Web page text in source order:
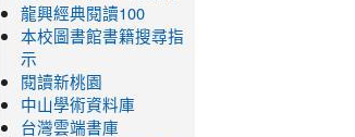
龍興經典閱讀100
本校圖書館書籍搜尋指
示
閱讀新桃園
中山學術資料庫
台灣雲端書庫